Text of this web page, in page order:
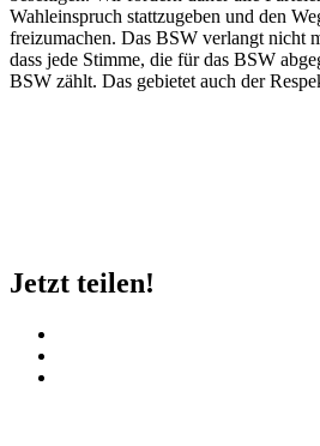
Wahleinspruch stattzugeben und den
freizumachen. Das BSW verlangt nicht
dass jede Stimme, die für das BSW
BSW zählt. Das gebietet auch der
Jetzt teilen!